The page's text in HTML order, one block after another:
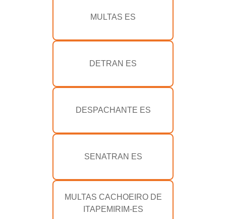
MULTAS ES
DETRAN ES
DESPACHANTE ES
SENATRAN ES
MULTAS CACHOEIRO DE
ITAPEMIRIM-ES